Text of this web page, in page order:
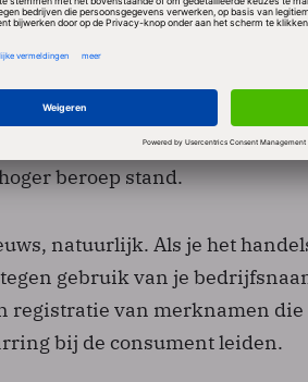
Gillespie tot nog toe
stelde hem in het ongelijk in
nadat hij 763
had geregistreerd. Daarmee
rechten op de naam,
beroep stand.
natuurlijk. Als je het
gebruik van je
registratie van merknamen
bij de consument leiden.